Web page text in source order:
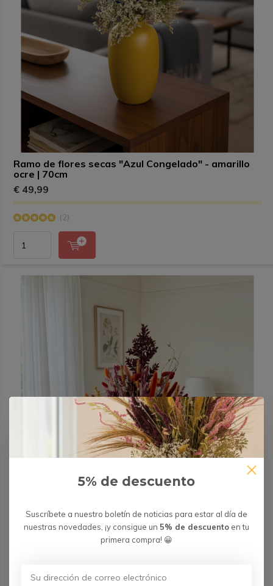
Ramo de flores secas "Azul Congelado" - amarillo
ocre | 70cm
€ 49,99
(2)
5% de descuento
Suscríbete a nuestro boletín de noticias para estar al día de
nuestras novedades, ¡y consigue un 5% de descuento en tu
primera compra! 😀